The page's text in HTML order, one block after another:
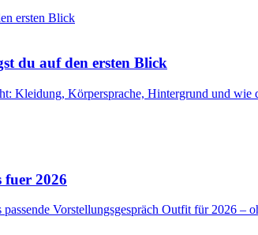
du auf den ersten Blick
Kleidung, Körpersprache, Hintergrund und wie
fuer 2026
Vorstellungsgespräch Outfit für 2026 –